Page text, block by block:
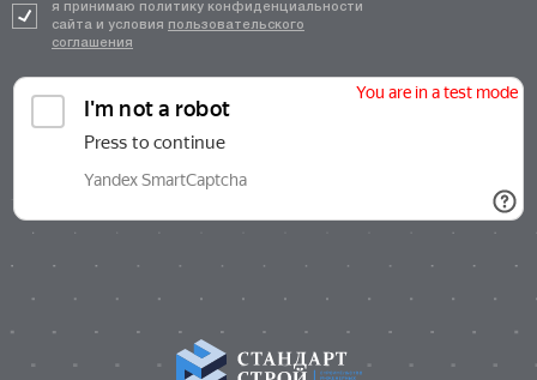
я принимаю политику конфиденциальности
сайта и условия пользовательского
соглашения